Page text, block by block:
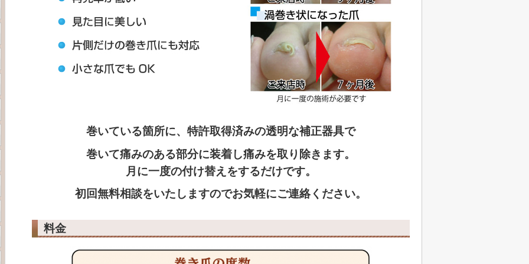
巻いている箇所に、特許取得済みの透明な補正器具で
巻いて痛みのある部分に装着し痛みを取り除きます。
月に一度の付け替えをするだけです。
初回無料相談をいたしますのでお気軽にご連絡ください。
料金